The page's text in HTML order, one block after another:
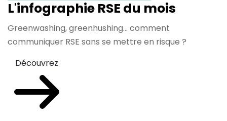
L'infographie RSE du mois
Greenwashing, greenhushing… comment
communiquer RSE sans se mettre en risque ?
Découvrez